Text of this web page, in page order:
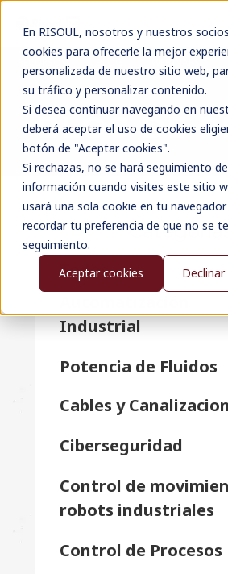
En RISOUL, nosotros y nuestros
cookies para ofrecerle la mejor
personalizada de nuestro sitio web,
su tráfico y personalizar contenido.
Si desea continuar navegando en
deberá aceptar el uso de cookies
botón de "Aceptar cookies".
Si rechazas, no se hará seguimiento
información cuando visites este sitio
usará una sola cookie en tu
recordar tu preferencia de que no se
seguimiento.
Aceptar cookies
RECURSOS WEBINARS
BLOG DE
Todos
Industrial
Potencia de Fluidos
Cables y
Ciberseguridad
Control de
robots industriales
Control de Procesos